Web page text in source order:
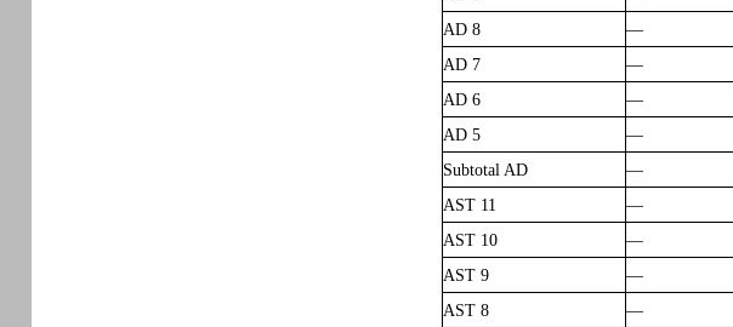
AD 8
—
AD 7
—
AD 6
—
AD 5
—
Subtotal AD
—
AST 11
—
AST 10
—
AST 9
—
AST 8
—